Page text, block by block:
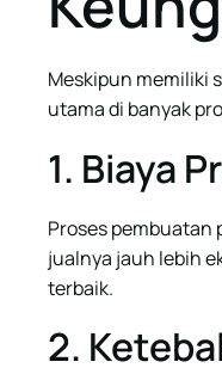
Meskipun memiliki
utama di banyak
1. Biaya
Proses pembuatan
jualnya jauh lebih
terbaik.
2.